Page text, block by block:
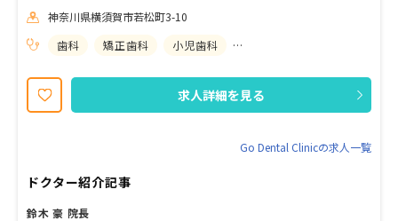
神奈川県横須賀市若松町3-10
歯科
矯正歯科 小児歯科
求人詳細を見る
Go Dental Clinicの求人一覧
ドクター紹介記事
鈴木 豪 院長